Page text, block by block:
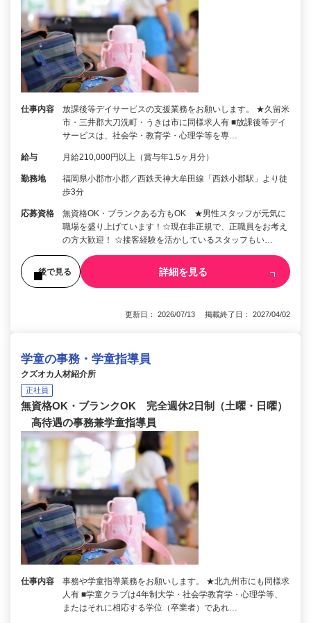
仕事内容
放課後等デイサービスの支援業務をお願いします。 ★久留米
市・三井郡大刀洗町・うきは市に同様求人有 ■放課後等デイ
サービスは、社会学・教育学・心理学等を専…
給与 月給210,000円以上（賞与年1.5ヶ月分）
勤務地
福岡県小郡市小郡／西鉄天神大牟田線「西鉄小郡駅」より徒
歩3分
応募資格
無資格OK・ブランクある方もOK ★男性スタッフが元気に
職場を盛り上げています！☆現在非正規で、正職員をお考え
の方大歓迎！ ☆接客経験を活かしているスタッフもい…
後で見る 詳細を見る
更新日： 2026/07/13 掲載終了日： 2027/04/02
学童の事務・学童指導員
クズオカ人材紹介所
正社員
無資格OK・ブランクOK 完全週休2日制（土曜・日曜）
高待遇の事務兼学童指導員
仕事内容
事務や学童指導業務をお願いします。 ★北九州市にも同様求
人有 ■学童クラブは4年制大学・社会学教育学・心理学等、
またはそれに相応する学位（卒業者）であれ…